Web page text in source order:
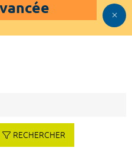
RECHERCHER